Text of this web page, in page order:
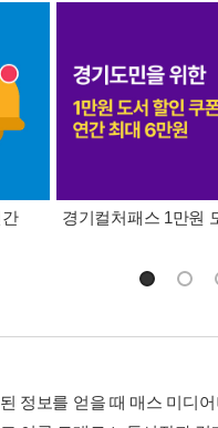
경기컬처패스 1만원
정보를 얻을 때 매스 미디